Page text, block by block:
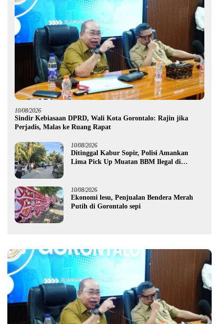
10/08/2026
Sindir Kebiasaan DPRD, Wali Kota Gorontalo: Rajin jika
Perjadis, Malas ke Ruang Rapat
10/08/2026
Ditinggal Kabur Sopir, Polisi Amankan
Lima Pick Up Muatan BBM Ilegal di
10/08/2026
Ekonomi lesu, Penjualan Bendera Merah
Putih di Gorontalo sepi